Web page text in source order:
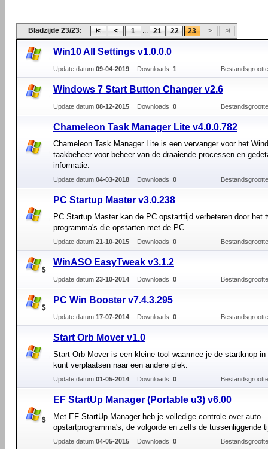
Bladzijde 23/23: 1 ... 21 22 23
Win10 All Settings v1.0.0.0
Update datum:09-04-2019 Downloads :1
Windows 7 Start Button Changer v2.6
Update datum:08-12-2015 Downloads :0
Сhameleon Task Manager Lite v4.0.0.782
Сhameleon Task Manager Lite is een vervanger voor het
taakbeheer voor beheer van de draaiende processen en
informatie.
Update datum:04-03-2018 Downloads :0
PC Startup Master v3.0.238
PC Startup Master kan de PC opstarttijd verbeteren door het
programma's die opstarten met de PC.
Update datum:21-10-2015 Downloads :0
WinASO EasyTweak v3.1.2
Update datum:23-10-2014 Downloads :0
PC Win Booster v7.4.3.295
Update datum:17-07-2014 Downloads :0
Start Orb Mover v1.0
Start Orb Mover is een kleine tool waarmee je de startknop in
kunt verplaatsen naar een andere plek.
Update datum:01-05-2014 Downloads :0
EF StartUp Manager (Portable u3) v6.00
Met EF StartUp Manager heb je volledige controle over auto-
opstartprogramma's, de volgorde en zelfs de tussenliggende
Update datum:04-05-2015 Downloads :0